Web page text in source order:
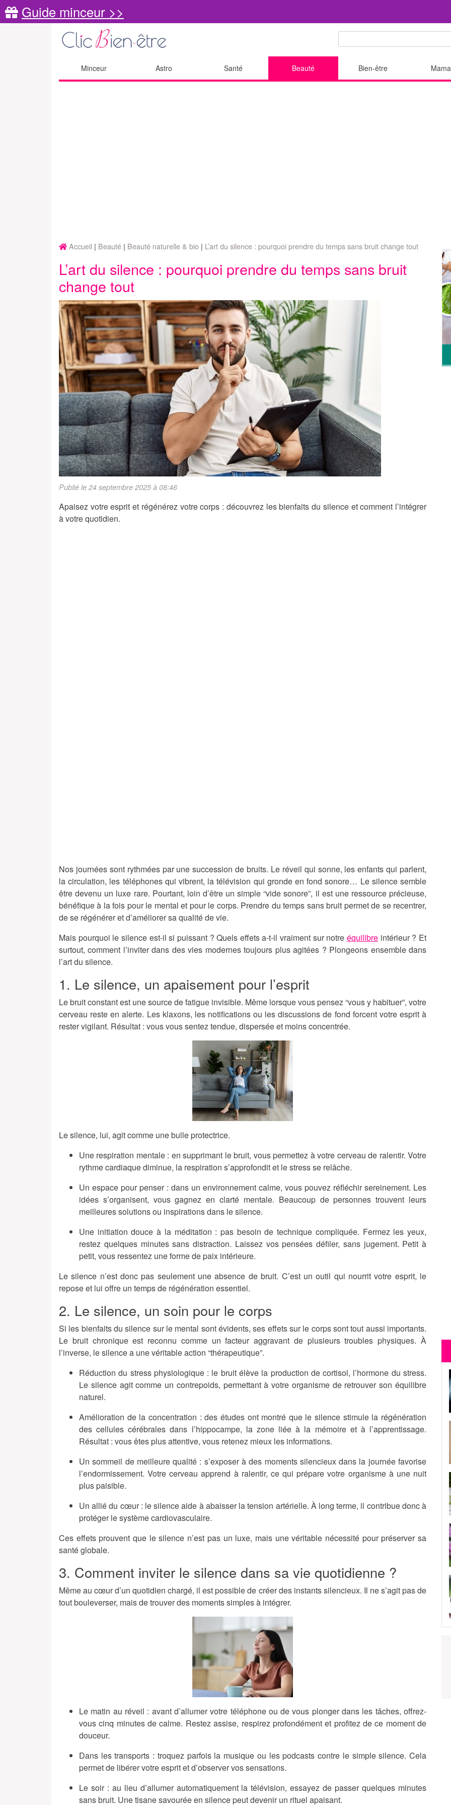
Guide minceur >>
Minceur Astro Santé Beauté Bien-être
Accueil Beauté Beauté naturelle & bio L’art du silence : pourquoi prendre du temps sans bruit change tout
L’art du silence : pourquoi prendre du temps sans bruit
change tout
Publié le 24 septembre 2025 à 08:46
Apaisez votre esprit et régénérez votre corps : découvrez les bienfaits du silence et comment l’intégrer
à votre quotidien.
Nos journées sont rythmées par une succession de bruits. Le réveil qui sonne, les enfants qui parlent,
la circulation, les téléphones qui vibrent, la télévision qui gronde en fond sonore… Le silence semble
être devenu un luxe rare. Pourtant, loin d’être un simple “vide sonore”, il est une ressource précieuse,
bénéfique à la fois pour le mental et pour le corps. Prendre du temps sans bruit permet de se recentrer,
de se régénérer et d’améliorer sa qualité de vie.
Mais pourquoi le silence est-il si puissant ? Quels effets a-t-il vraiment sur notreéquilibre intérieur ? Et
surtout, comment l’inviter dans des vies modernes toujours plus agitées ? Plongeons ensemble dans
l’art du silence.
1. Le silence, un apaisement pour l’esprit
Le bruit constant est une source de fatigue invisible. Même lorsque vous pensez “vous y habituer”, votre
cerveau reste en alerte. Les klaxons, les notifications ou les discussions de fond forcent votre esprit à
rester vigilant. Résultat : vous vous sentez tendue, dispersée et moins concentrée.
Le silence, lui, agit comme une bulle protectrice.
Une respiration mentale: en supprimant le bruit, vous permettez à votre cerveau de ralentir. Votre
rythme cardiaque diminue, la respiration s’approfondit et le stress se relâche.
Un espace pour penser: dans un environnement calme, vous pouvez réfléchir sereinement. Les
idées s’organisent, vous gagnez en clarté mentale. Beaucoup de personnes trouvent leurs
meilleures solutions ou inspirations dans le silence.
Une initiation douce à la méditation : pas besoin de technique compliquée. Fermez les yeux,
restez quelques minutes sans distraction. Laissez vos pensées défiler, sans jugement. Petit à
petit, vous ressentez une forme de paix intérieure.
Le silence n’est donc pas seulement une absence de bruit. C’est un outil qui nourrit votre esprit, le
repose et lui offre un temps de régénération essentiel.
2. Le silence, un soin pour le corps
Si les bienfaits du silence sur le mental sont évidents, ses effets sur le corps sont tout aussi importants.
Le bruit chronique est reconnu comme un facteur aggravant de plusieurs troubles physiques. À
l’inverse, le silence a une véritable action “thérapeutique”.
Réduction du stress physiologique: le bruit élève la production de cortisol, l’hormone du stress.
Le silence agit comme un contrepoids, permettant à votre organisme de retrouver son équilibre
naturel.
Amélioration de la concentration : des études ont montré que le silence stimule la régénération
des cellules cérébrales dans l’hippocampe, la zone liée à la mémoire et à l’apprentissage.
Résultat : vous êtes plus attentive, vous retenez mieux les informations.
Un sommeil de meilleure qualité : s’exposer à des moments silencieux dans la journée favorise
l’endormissement. Votre cerveau apprend à ralentir, ce qui prépare votre organisme à une nuit
plus paisible.
Un allié du cœur: le silence aide à abaisser la tension artérielle. À long terme, il contribue donc à
protéger le système cardiovasculaire.
Ces effets prouvent que le silence n’est pas un luxe, mais une véritable nécessité pour préserver sa
santé globale.
3. Comment inviter le silence dans sa vie quotidienne ?
Même au cœur d’un quotidien chargé, il est possible de créer des instants silencieux. Il ne s’agit pas de
tout bouleverser, mais de trouver des moments simples à intégrer.
Le matin au réveil : avant d’allumer votre téléphone ou de vous plonger dans les tâches, offrez-
vous cinq minutes de calme. Restez assise, respirez profondément et profitez de ce moment de
douceur.
Dans les transports : troquez parfois la musique ou les podcasts contre le simple silence. Cela
permet de libérer votre esprit et d’observer vos sensations.
Le soir: au lieu d’allumer automatiquement la télévision, essayez de passer quelques minutes
sans bruit. Une tisane savourée en silence peut devenir un rituel apaisant.